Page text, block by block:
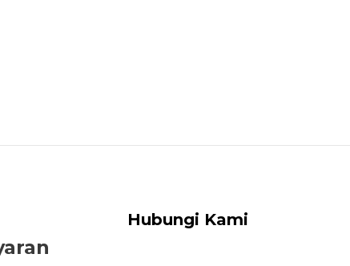
Hubungi Kami